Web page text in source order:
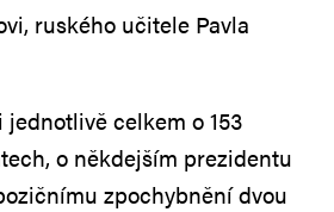
ruského učitele Pavla
celkem o 153
o někdejším prezidentu
zpochybnění dvou